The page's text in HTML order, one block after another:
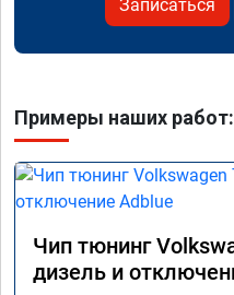
Записаться
Примеры наших работ:
Чип тюнинг
дизель и